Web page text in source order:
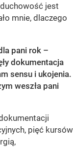
jest
mnie, dlaczego
pani rok –
dokumentacja
sensu i ukojenia.
weszła pani
pięć kursów